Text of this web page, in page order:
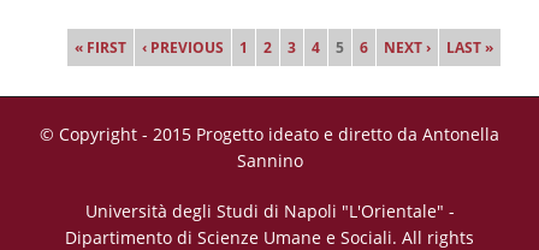
Pages« FIRST ‹ PREVIOUS 1 2 3 4 5 6 NEXT › LAST »
© Copyright - 2015 Progetto ideato e diretto da Antonella
Sannino
Università degli Studi di Napoli "L'Orientale" -
Dipartimento di Scienze Umane e Sociali. All rights